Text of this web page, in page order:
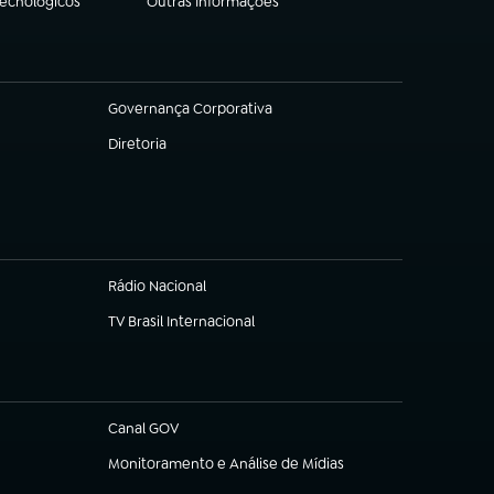
(abre em nova aba)
Governança Corporativa
(abre em nova aba)
Diretoria
(abre em nova aba)
Rádio Nacional
TV Brasil Internacional
(abre em nova aba)
Canal GOV
(abre em nova aba)
Monitoramento e Análise de Mídias
(abre em nova aba)